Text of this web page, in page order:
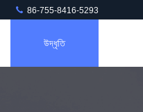
86-755-8416-5293
উদ্ধৃতি